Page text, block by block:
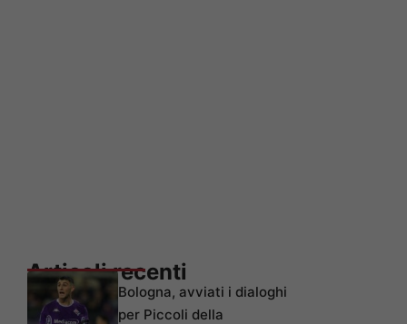
Articoli recenti
Bologna, avviati i dialoghi
per Piccoli della